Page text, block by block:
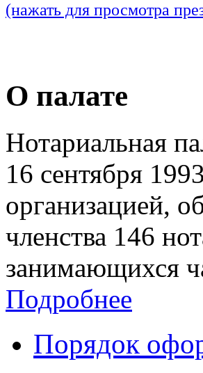
(нажать для просмотра
О палате
Нотариальная
16 сентября
организацией,
членства 146
занимающихся
Подробнее
Порядок